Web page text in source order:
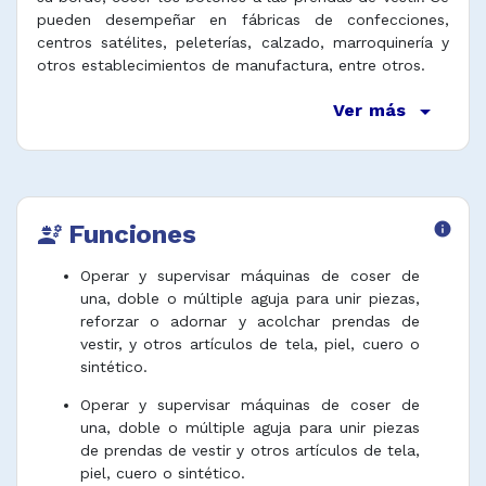
pueden desempeñar en fábricas de confecciones,
centros satélites, peleterías, calzado, marroquinería y
otros establecimientos de manufactura, entre otros.
Ver más arrow_drop_down
engineering Funciones info
Operar y supervisar máquinas de coser de
una, doble o múltiple aguja para unir piezas,
reforzar o adornar y acolchar prendas de
vestir, y otros artículos de tela, piel, cuero o
sintético.
Operar y supervisar máquinas de coser de
una, doble o múltiple aguja para unir piezas
de prendas de vestir y otros artículos de tela,
piel, cuero o sintético.